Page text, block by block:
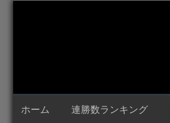
プ
ホーム 連勝数ランキング